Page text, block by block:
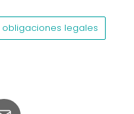
obligaciones legales